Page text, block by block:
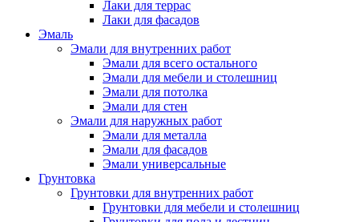
Лаки для террас
Лаки для фасадов
Эмаль
Эмали для внутренних работ
Эмали для всего остального
Эмали для мебели и столешниц
Эмали для потолка
Эмали для стен
Эмали для наружных работ
Эмали для металла
Эмали для фасадов
Эмали универсальные
Грунтовка
Грунтовки для внутренних работ
Грунтовки для мебели и столешниц